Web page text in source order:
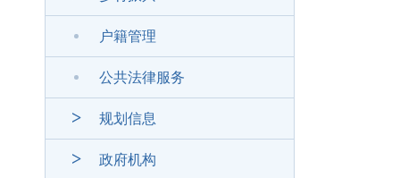
户籍管理
公共法律服务
规划信息
政府机构